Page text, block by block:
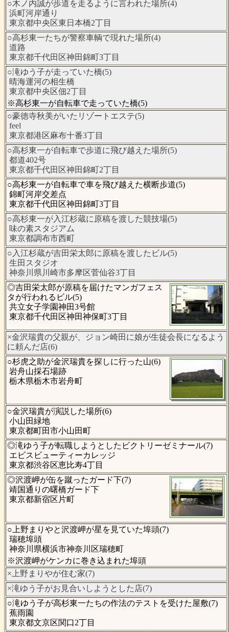
○木ノ内誠が歩道を走るように言われた場所(4)
浜町河岸通り
東京都中央区東日本橋2丁目
○高杉東一たちが警察車輌で現れた場所(4)
道路
東京都千代田区神田錦町3丁目
○滝ゆう子が走っていた橋(5)
晴海運河の相生橋
東京都中央区佃2丁目
※高杉東一が自転車で走っていた橋(5)
○豪徳寺秋美がいたリゾートエステ(5)
feel
東京都港区麻布十番3丁目
○高杉東一が自転車で歩道に飛び越えた場所(5)
都道402号
東京都千代田区神田錦町2丁目
○高杉東一が自転車で車を飛び越えた横断歩道(5)
錦町河岸交差点
東京都千代田区神田錦町3丁目
○高杉東一が入江杉蔵に原稿を渡した競技場(5)
味の素スタジアム
東京都調布市西町
○入江杉蔵が吉田栄太郎に原稿を渡したビル(5)
生田スタジオ
神奈川県川崎市多摩区菅仙谷3丁目
◎吉田栄太郎が原稿を届けたマンガフェス
タが行われるビル(5)
共立女子学園神田3号館
東京都千代田区神田神保町3丁目
×金沢瑞貴の父親が、ジョン崎田に娘が生徒会長になるよう
に頼んだ店(6)
○杉虎之助が金沢瑞貴を探しに行った山(6)
岩舟山採石場跡
栃木県栃木市岩舟町
○金沢瑞貴が演説した場所(6)
小山田緑地
東京都町田市小山田町
◎滝ゆう子が転職しようとしたビクトリーゼミナール(7)
エビスビューティーカレッジ
東京都渋谷区恵比寿4丁目
◎沢渡岬が缶を蹴ったガード下(7)
靖国通りの曙橋ガード下
東京都新宿区片町
○上野まりやと沢渡岬が星を見ていた埠頭(7)
瑞穂埠頭
神奈川県横浜市神奈川区瑞穂町
※沢渡岬がケンカに巻き込まれた埠頭
×上野まりやが住む家(7)
×滝ゆう子がお見合いしようとした店(7)
○滝ゆう子が高杉東一たちの作法のテストを受けた屋敷(7)
蕉雨園
東京都文京区関口2丁目